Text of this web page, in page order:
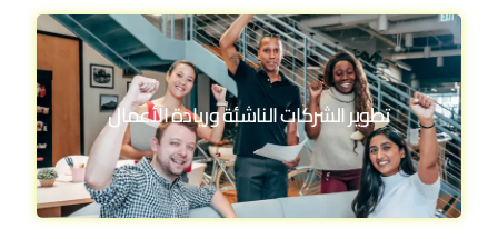
تطوير الشركات الناشئة وريادة الأعمال